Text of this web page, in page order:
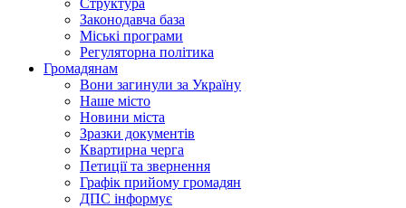
Структура
Законодавча база
Міські програми
Регуляторна політика
Громадянам
Вони загинули за Україну
Наше місто
Новини міста
Зразки документів
Квартирна черга
Петиції та звернення
Графік прийому громадян
ДПС інформує